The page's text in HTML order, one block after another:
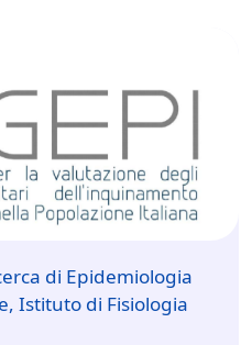
di Epidemiologia
Istituto di Fisiologia